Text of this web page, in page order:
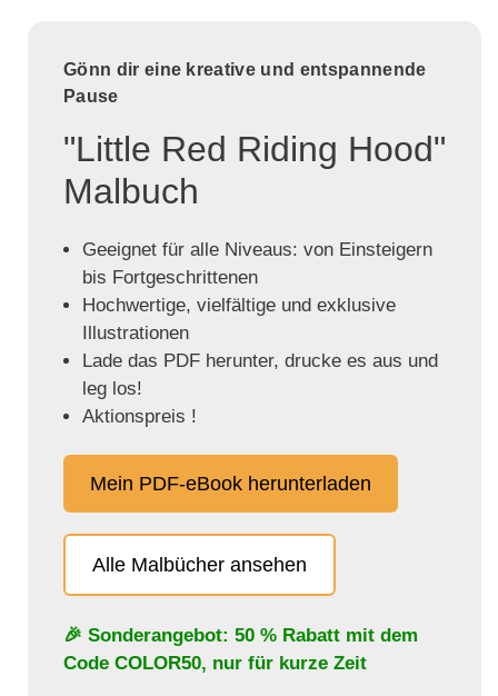
Gönn dir eine kreative und entspannende
Pause
"Little Red Riding Hood"
Malbuch
Geeignet für alle Niveaus: von Einsteigern
bis Fortgeschrittenen
Hochwertige, vielfältige und exklusive
Illustrationen
Lade das PDF herunter, drucke es aus und
leg los!
Aktionspreis !
Mein PDF-eBook herunterladen
Alle Malbücher ansehen
🎉 Sonderangebot: 50 % Rabatt mit dem
Code COLOR50, nur für kurze Zeit